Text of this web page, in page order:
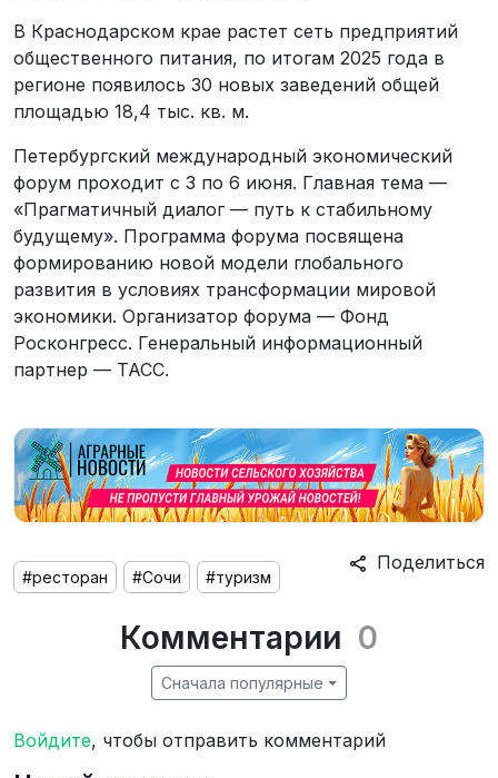
В Краснодарском крае растет сеть предприятий
общественного питания, по итогам 2025 года в
регионе появилось 30 новых заведений общей
площадью 18,4 тыс. кв. м.
Петербургский международный экономический
форум проходит с 3 по 6 июня. Главная тема —
«Прагматичный диалог — путь к стабильному
будущему». Программа форума посвящена
формированию новой модели глобального
развития в условиях трансформации мировой
экономики. Организатор форума — Фонд
Росконгресс. Генеральный информационный
партнер — ТАСС.
Поделиться
#ресторан #Сочи #туризм
Комментарии 0
Сначала популярные
Войдите, чтобы отправить комментарий